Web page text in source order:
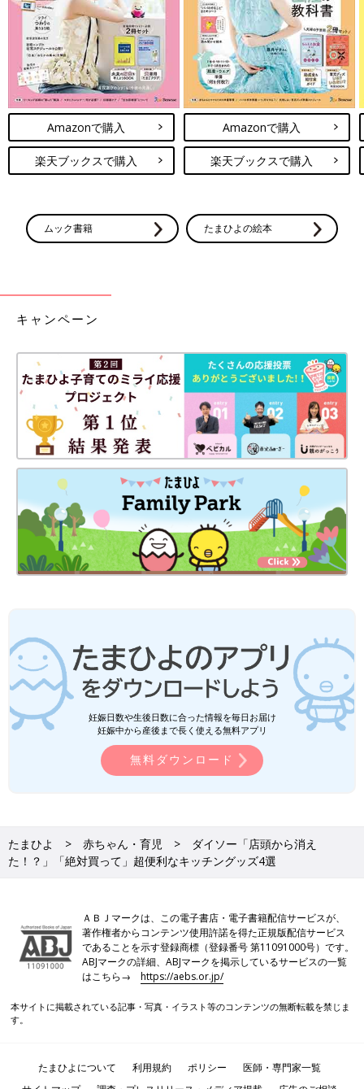
※記事内容でご紹介している投稿、リンク先は、削除される場合
があります。あらかじめご了承ください。
※記事の内容は記載当時の情報であり、現在と異なる場合があり
ます。
※記事内の価格はすべて税込み、2022年4月時点のものです。
Amazonで購入
楽天ブックスで購入
Amazonで購入
楽天ブックスで購入
ムック書籍 たまひよの絵本
キャンペーン
妊娠日数や生後日数に合った情報を毎日お届け
妊娠中から産後まで長く使える無料アプリ
無料ダウンロード
たまひよ 赤ちゃん・育児
ダイソー「店頭から消え
た！？」「絶対買って」超便利なキッチングッズ4選
ＡＢＪマークは、この電子書店・電子書籍配信サービスが、
著作権者からコンテンツ使用許諾を得た正規版配信サービス
であることを示す登録商標（登録番号 第11091000号）です。
ABJマークの詳細、ABJマークを掲示しているサービスの一覧
はこちら→https://aebs.or.jp/
本サイトに掲載されている記事・写真・イラスト等のコンテンツの無断転載を禁じま
す。
たまひよについて 利用規約 ポリシー
医師・専門家一覧